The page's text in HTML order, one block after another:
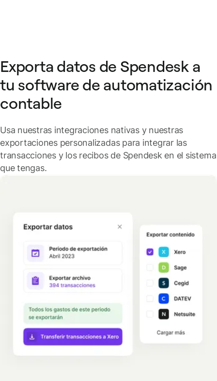
Exporta datos de Spendesk a
tu software de automatización
contable
Usa nuestras integraciones nativas y nuestras
exportaciones personalizadas para integrar las
transacciones y los recibos de Spendesk en el sistema
que tengas.